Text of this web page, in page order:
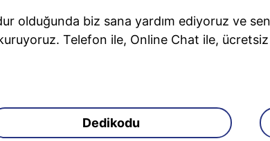
olduğunda biz sana yardım ediyoruz ve
Telefon ile, Online Chat ile,
Dedikodu